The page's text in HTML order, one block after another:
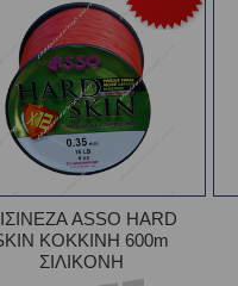
ASSO HARD
ΚΟΚΚΙΝΗ 600m
ΣΙΛΙΚΟΝΗ